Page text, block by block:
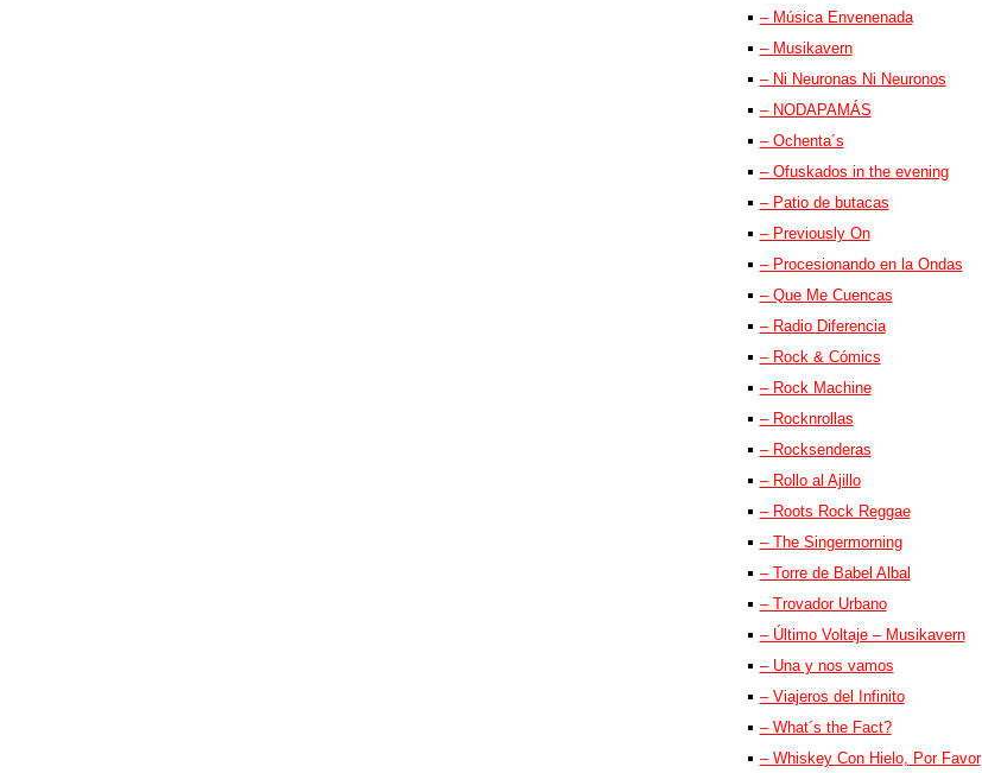
– Música Envenenada
– Musikavern
– Ni Neuronas Ni Neuronos
– NODAPAMÁS
– Ochenta´s
– Ofuskados in the evening
– Patio de butacas
– Previously On
– Procesionando en la Ondas
– Que Me Cuencas
– Radio Diferencia
– Rock & Cómics
– Rock Machine
– Rocknrollas
– Rocksenderas
– Rollo al Ajillo
– Roots Rock Reggae
– The Singermorning
– Torre de Babel Albal
– Trovador Urbano
– Último Voltaje – Musikavern
– Una y nos vamos
– Viajeros del Infinito
– What´s the Fact?
– Whiskey Con Hielo, Por Favor